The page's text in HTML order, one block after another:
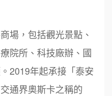
場，包括觀光景點、
院所、科技廠辦、國
2019年起承接「泰安
通界奧斯卡之稱的